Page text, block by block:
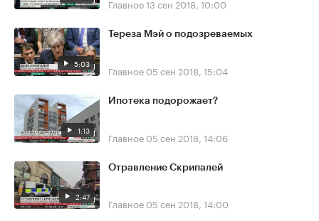
Главное13 сен 2018, 10:00
5:03
Тереза Мэй о подозреваемых
Главное 05 сен 2018, 15:04
1:13
Ипотека подорожает?
Главное 05 сен 2018, 14:06
2:47
Отравление Скрипалей
Главное 05 сен 2018, 14:00